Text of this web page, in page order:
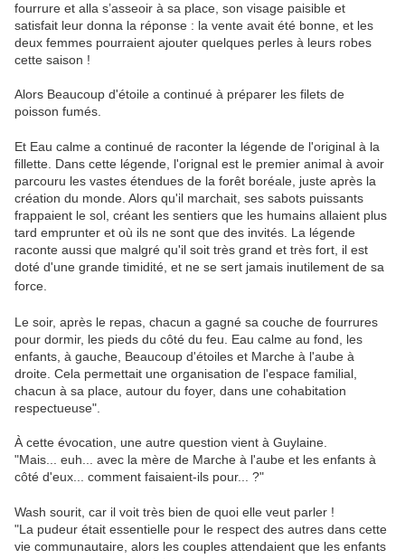
fourrure et alla s’asseoir à sa place, son visage paisible et
satisfait leur donna la réponse : la vente avait été bonne, et les
deux femmes pourraient ajouter quelques perles à leurs robes
cette saison !
Alors Beaucoup d'étoile a continué à préparer les filets de
poisson fumés.
Et Eau calme a continué de raconter la légende de l'original à la
fillette. Dans cette légende, l'orignal est le premier animal à avoir
parcouru les vastes étendues de la forêt boréale, juste après la
création du monde. Alors qu'il marchait, ses sabots puissants
frappaient le sol, créant les sentiers que les humains allaient plus
tard emprunter et où ils ne sont que des invités. La légende
raconte aussi que malgré qu'il soit très grand et très fort, il est
doté d'une grande timidité, et ne se sert jamais inutilement de sa
force.
Le soir, après le repas, chacun a gagné sa couche de fourrures
pour dormir, les pieds du côté du feu. Eau calme au fond, les
enfants, à gauche, Beaucoup d'étoiles et Marche à l'aube à
droite. Cela permettait une organisation de l'espace familial,
chacun à sa place, autour du foyer, dans une cohabitation
respectueuse".
À cette évocation, une autre question vient à Guylaine.
"Mais... euh... avec la mère de Marche à l'aube et les enfants à
côté d'eux... comment faisaient-ils pour... ?"
Wash sourit, car il voit très bien de quoi elle veut parler !
"La pudeur était essentielle pour le respect des autres dans cette
vie communautaire, alors les couples attendaient que les enfants